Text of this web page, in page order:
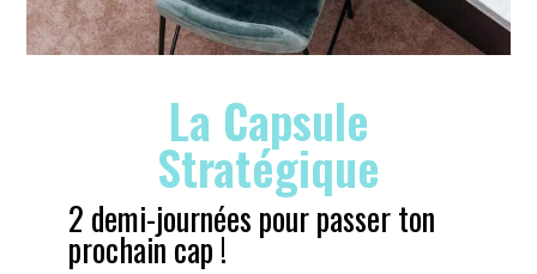
La Capsule
Stratégique
2 demi-journées pour passer ton
prochain cap !